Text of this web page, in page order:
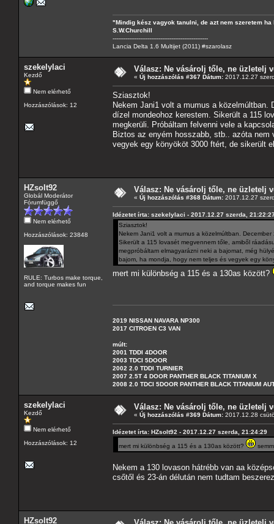
"Mindig kész vagyok tanulni, de azt nem szeretem
S.W.Churchill
----------------------------------------------------
Lancia Delta 1.6 Multijet (2011) #szarolasz
szekelylaci
Kezdő
Nem elérhető
Hozzászólások: 12
Válasz: Ne vásárolj tőle, ne üzletelj
« Új hozzászólás #367 Dátum: 2017.12.27
Sziasztok!
Nekem Jani1 volt a mumus a közelmúltban.
dízel mondeohoz kerestem. Sikerült a 115
megkerüli. Próbáltam felvenni vele a
Biztos az enyém hosszabb, stb.. azóta
vegyek egy könyököt 3000 ftért, de sikerült
HZsolt92
Globál Moderátor
Fórumfüggő
Nem elérhető
Hozzászólások: 23848
RULE: Turbos make torque,
and torque makes fun
Válasz: Ne vásárolj tőle, ne üzletelj
« Új hozzászólás #368 Dátum: 2017.12.27
Idézetet írta: szekelylaci - 2017.12.27 szerda,
Sziasztok!
Nekem Jani1 volt a mumus a közelmúltban.
Sikerült a 115 lovasét megvennem tőle, amiből
megpróbáltam elmagyarázni neki a bajomat, még
bajom, ha mondja, hogy nem teljes és vegyek egy
mert mi különbség a 115 és a 130as között?
2019 NISSAN NAVARA NP300
2017 CITROEN C3 VAN
múlt:
2001 TDDI 4DOOR
2003 TDCI 5DOOR
2002 2.0 TDDI TURNIER
2007 2.5T 4 DOOR PANTHER BLACK TITANIUM X
2008 2.0 TDCI 5DOOR PANTHER BLACK TITANIUM
szekelylaci
Kezdő
Nem elérhető
Hozzászólások: 12
Válasz: Ne vásárolj tőle, ne üzletelj
« Új hozzászólás #369 Dátum: 2017.12.28
Idézetet írta: HZsolt92 - 2017.12.27 szerda, 21:24:29
mert mi különbség a 115 és a 130as között?
Nekem a 130 lovason hátrébb van aa
csőtől és 23-án délután nem tudtam
HZsolt92